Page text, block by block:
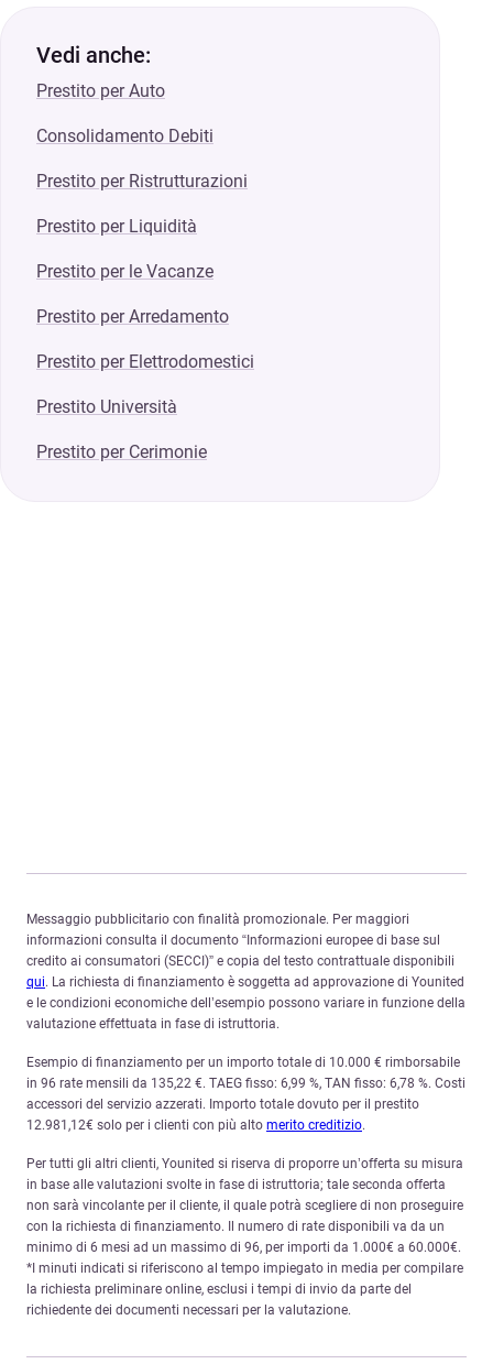
Vedi anche:
Prestito per Auto
Consolidamento Debiti
Prestito per Ristrutturazioni
Prestito per Liquidità
Prestito per le Vacanze
Prestito per Arredamento
Prestito per Elettrodomestici
Prestito Università
Prestito per Cerimonie
Messaggio pubblicitario con finalità promozionale. Per maggiori
informazioni consulta il documento “Informazioni europee di base sul
credito ai consumatori (SECCI)” e copia del testo contrattuale disponibili
qui. La richiesta di finanziamento è soggetta ad approvazione di Younited
e le condizioni economiche dell’esempio possono variare in funzione della
valutazione effettuata in fase di istruttoria.
Esempio di finanziamento per un importo totale di 10.000 € rimborsabile
in 96 rate mensili da 135,22 €. TAEG fisso: 6,99 %, TAN fisso: 6,78 %. Costi
accessori del servizio azzerati. Importo totale dovuto per il prestito
12.981,12€ solo per i clienti con più alto merito creditizio.
Per tutti gli altri clienti, Younited si riserva di proporre un’offerta su misura
in base alle valutazioni svolte in fase di istruttoria; tale seconda offerta
non sarà vincolante per il cliente, il quale potrà scegliere di non proseguire
con la richiesta di finanziamento. Il numero di rate disponibili va da un
minimo di 6 mesi ad un massimo di 96, per importi da 1.000€ a 60.000€.
*I minuti indicati si riferiscono al tempo impiegato in media per compilare
la richiesta preliminare online, esclusi i tempi di invio da parte del
richiedente dei documenti necessari per la valutazione.